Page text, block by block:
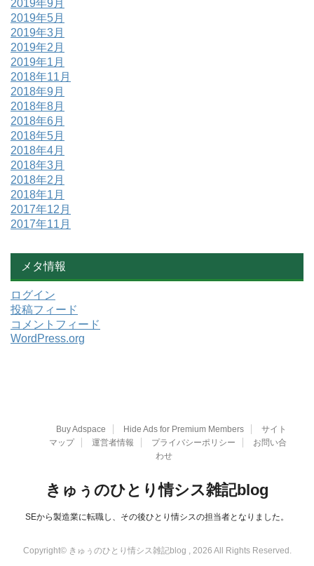
2019年9月
2019年5月
2019年3月
2019年2月
2019年1月
2018年11月
2018年9月
2018年8月
2018年6月
2018年5月
2018年4月
2018年3月
2018年2月
2018年1月
2017年12月
2017年11月
メタ情報
ログイン
投稿フィード
コメントフィード
WordPress.org
Buy Adspace Hide Ads for Premium Members
サイト
マップ
運営者情報 プライバシーポリシー
お問い合
わせ
きゅぅのひとり情シス雑記blog
SEから製造業に転職し、その後ひとり情シスの担当者となりました。
Copyright© きゅぅのひとり情シス雑記blog , 2026 All Rights Reserved.